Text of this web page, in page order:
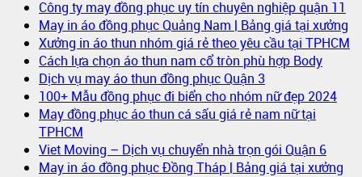
Công ty may đồng phục uy tín chuyên nghiệp quận 11
May in áo đồng phục Quảng Nam | Bảng giá tại xưởng
Xưởng in áo thun nhóm giá rẻ theo yêu cầu tại TPHCM
Cách lựa chọn áo thun nam cổ tròn phù hợp Body
Dịch vụ may áo thun đồng phục Quận 3
100+ Mẫu đồng phục đi biển cho nhóm nữ đẹp 2024
May đồng phục áo thun cá sấu giá rẻ nam nữ tại
TPHCM
Viet Moving – Dịch vụ chuyển nhà trọn gói Quận 6
May in áo đồng phục Đồng Tháp | Bảng giá tại xưởng